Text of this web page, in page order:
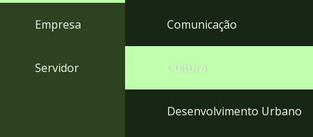
Empresa
Servidor
Comunicação
Cultura
Desenvolvimento Urbano